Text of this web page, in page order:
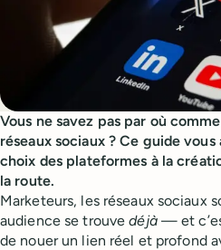
Vous ne savez pas par où
réseaux sociaux ? Ce guide
choix des plateformes à la
la route.
Marketeurs, les réseaux sociaux
audience se trouvedéjà— et
de nouer un lien réel et profond